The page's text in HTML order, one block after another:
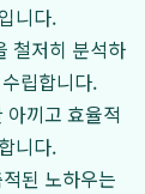
니다.
철저히 분석하
립합니다.
아끼고 효율적
니다.
된 노하우는